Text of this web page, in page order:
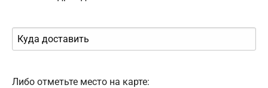
Либо отметьте место на карте: